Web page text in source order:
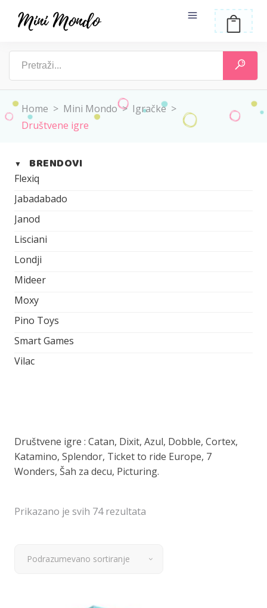
Home > Mini Mondo> Igračke>
Društvene igre
Društvene igre : Catan, Dixit, Azul, Dobble, Cortex,
Katamino, Splendor, Ticket to ride Europe, 7
Wonders, Šah za decu, Picturing.
Prikazano je svih 74 rezultata
Podrazumevano sortiranje
▼ BRENDOVI
Flexiq
Jabadabado
Janod
Lisciani
Londji
Mideer
Moxy
Pino Toys
Smart Games
Vilac